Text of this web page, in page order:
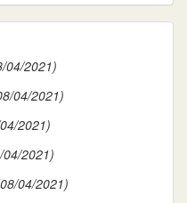
04/2021)
04/2021)
2021)
04/2021)
04/2021)